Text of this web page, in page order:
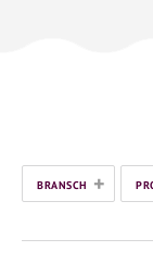
BRANSCH +